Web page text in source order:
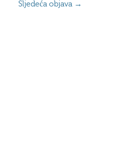
Sljedeća objava →